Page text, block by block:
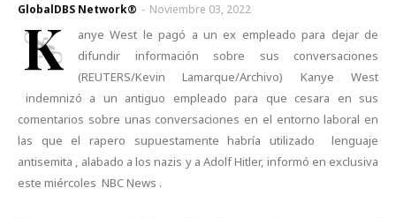
GlobalDBS Network® - Noviembre 03, 2022
K
anye West le pagó a un ex empleado para dejar de
difundir información sobre sus conversaciones
(REUTERS/Kevin Lamarque/Archivo) Kanye West
indemnizó a un antiguo empleado para que cesara en sus
comentarios sobre unas conversaciones en el entorno laboral en
las que el rapero supuestamente habría utilizado lenguaje
antisemita , alabado a los nazis y a Adolf Hitler, informó en exclusiva
este miércoles NBC News .